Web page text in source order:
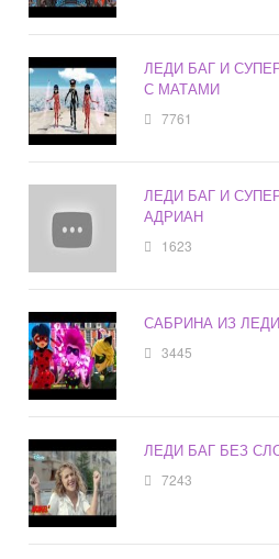
ЛЕДИ БАГ И
С МАТАМИ
7761
ЛЕДИ БАГ И
АДРИАН
1623
САБРИНА ИЗ
3445
ЛЕДИ БАГ БЕЗ
7243